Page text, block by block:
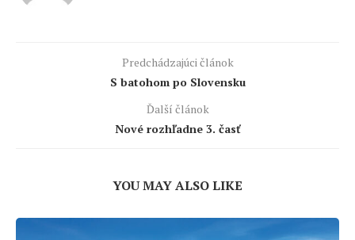
Predchádzajúci článok
S batohom po Slovensku
Ďalší článok
Nové rozhľadne 3. časť
YOU MAY ALSO LIKE